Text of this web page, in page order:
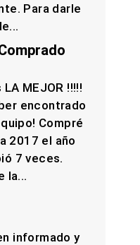
Para darle
LA MEJOR !!!!!
encontrado
Compré
2017 el año
7 veces.
la...
informado y